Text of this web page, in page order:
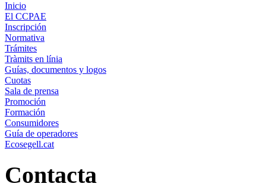
Inicio
El CCPAE
Inscripción
Normativa
Trámites
Tràmits en línia
Guías, documentos y logos
Cuotas
Sala de prensa
Promoción
Formación
Consumidores
Guía de operadores
Ecosegell.cat
Contacta